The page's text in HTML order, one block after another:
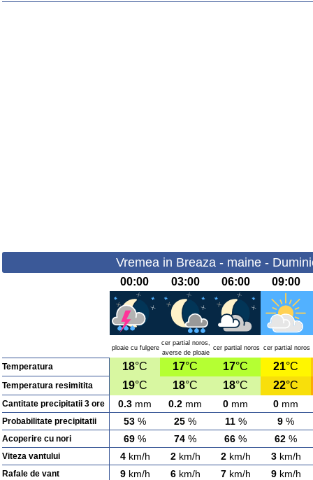
Vremea in Breaza - maine -
00:00 03:00 06:00 09:00
ploaie cu fulgere
cer partial noros,
averse de ploaie
cer partial noros cer partial noros
Temperatura 18°C 17°C 17°C 21°C
Temperatura resimitita 19°C 18°C 18°C 22°C
Cantitate precipitatii 3 ore 0.3 mm 0.2 mm 0 mm 0 mm
Probabilitate precipitatii 53 % 25 % 11% 9 %
Acoperire cu nori 69 % 74 % 66 % 62 %
Viteza vantului 4km/h 2km/h 2km/h 3km/h
Rafale de vant 9km/h 6km/h 7km/h 9km/h